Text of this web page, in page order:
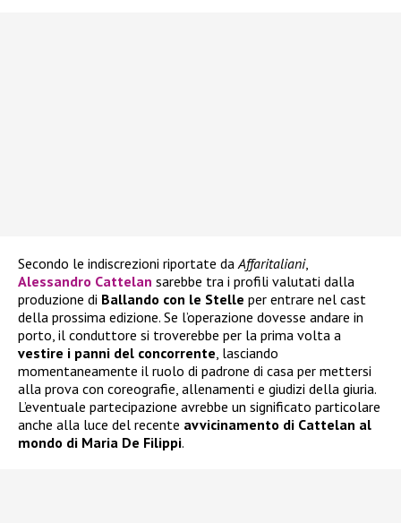
Secondo le indiscrezioni riportate daAffaritaliani,
Alessandro Cattelan sarebbe tra i profili valutati dalla
produzione di Ballando con le Stelle per entrare nel cast
della prossima edizione. Se l’operazione dovesse andare in
porto, il conduttore si troverebbe per la prima volta a
vestire i panni del concorrente, lasciando
momentaneamente il ruolo di padrone di casa per mettersi
alla prova con coreografie, allenamenti e giudizi della giuria.
L’eventuale partecipazione avrebbe un significato particolare
anche alla luce del recente avvicinamento di Cattelan al
mondo di Maria De Filippi.